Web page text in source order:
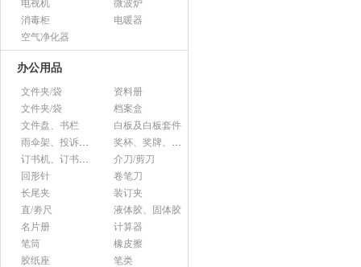
电视机
微波炉
消毒柜
电暖器
空气净化器
办公用品
文件夹/袋
资料册
文件夹/袋
档案盒
文件盘、书栏
白板及白板套件
雨伞架、投诉意见箱、杂志架等杂项
奖杯、奖牌、证书
订书机、订书针、起钉器
介刀/剪刀
回形针
卷笔刀
长尾夹
装订夹
直/劵尺
液体胶、固体胶
名片册
计算器
笔筒
橡皮擦
胶纸座
笔类